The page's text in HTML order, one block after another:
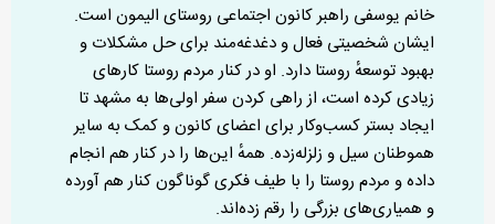
خانم یوسفی راهبر کانون اجتماعی روستای الیمون است.
ایشان شخصیتی فعال و دغدغه‌مند برای حل مشکلات و
بهبود توسعهٔ روستا دارد. او در کنار مردم روستا کارهای
زیادی کرده است، از راهی کردن سفر اولی‌ها به مشهد تا
ایجاد بستر کسب‌وکار برای اعضای کانون و کمک به سایر
هموطنان سیل و زلزله‌زده. همهٔ این‌ها را در کنار هم انجام
داده و مردم روستا را با طیف فکری گوناگون کنار هم آورده
و همیاری‌های بزرگی را رقم زده‌اند.